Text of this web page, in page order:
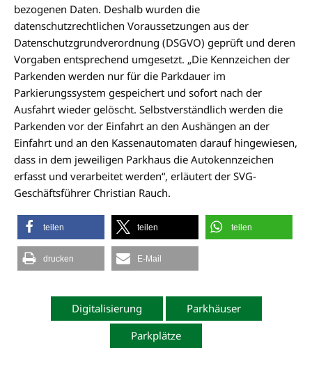
bezogenen Daten. Deshalb wurden die
datenschutzrechtlichen Voraussetzungen aus der
Datenschutzgrundverordnung (DSGVO) geprüft und deren
Vorgaben entspre­chend umgesetzt. „Die Kennzeichen der
Parkenden werden nur für die Parkdauer im
Parkierungssystem gespeichert und sofort nach der
Ausfahrt wieder gelöscht. Selbstverständlich werden die
Parkenden vor der Einfahrt an den Aushängen an der
Einfahrt und an den Kassenautomaten darauf hingewiesen,
dass in dem jeweiligen Parkhaus die Autokennzeichen
erfasst und verarbeitet werden“, erläutert der SVG-
Geschäftsführer Christian Rauch.
teilen teilen teilen
drucken E-Mail
Digitalisierung
Parkhäuser
Parkplätze